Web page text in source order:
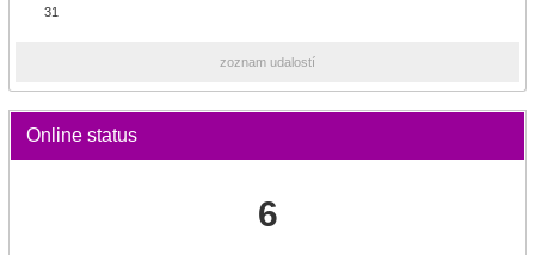
31
zoznam udalostí
Online status
6